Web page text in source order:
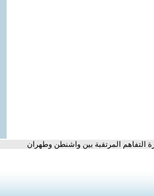
التفاهم المرتقبة بين واشنطن وطهران